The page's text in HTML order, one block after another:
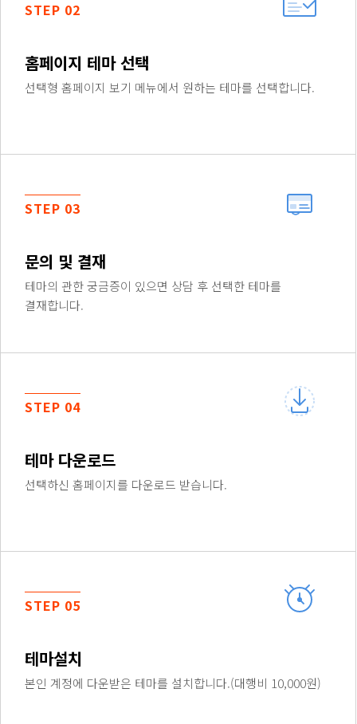
STEP 02
홈페이지 테마 선택
선택형 홈페이지 보기 메뉴에서 원하는 테마를 선택합니다.
STEP 03
문의 및 결재
테마의 관한 궁금증이 있으면 상담 후 선택한 테마를
결재합니다.
STEP 04
테마 다운로드
선택하신 홈페이지를 다운로드 받습니다.
STEP 05
테마설치
본인 계정에 다운받은 테마를 설치합니다.(대행비 10,000원)